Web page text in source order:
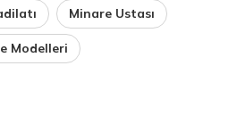
Minare Ustası
Modelleri